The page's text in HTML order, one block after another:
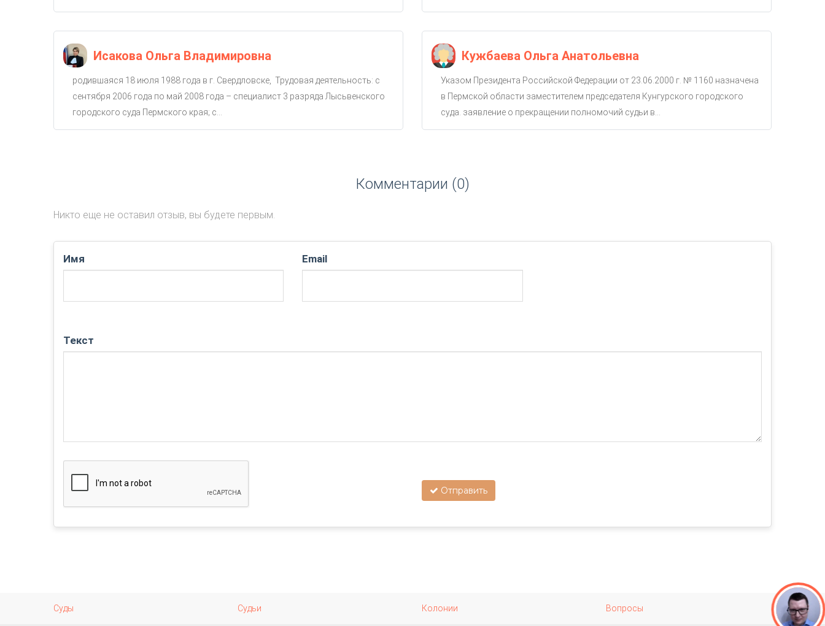
Исакова Ольга Владимировна
родившаяся 18 июля 1988 года в г. Свердловске, Трудовая деятельность: с
сентября 2006 года по май 2008 года – специалист 3 разряда Лысьвенского
городского суда Пермского края; с...
Кужбаева Ольга Анатольевна
Указом Президента Российской Федерации от 23.06.2000 г. № 1160 назначена
в Пермской области заместителем председателя Кунгурского городского
суда. заявление о прекращении полномочий судьи в...
Комментарии (0)
Никто еще не оставил отзыв, вы будете первым.
Имя Email
Текст
Отправить
Суды Судьи Колонии Вопросы